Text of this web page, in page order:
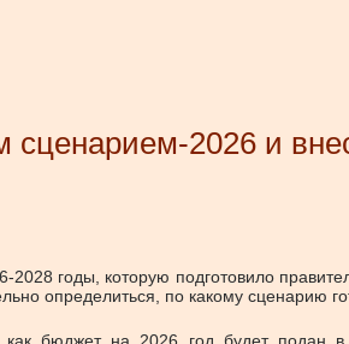
2026 и
годы, которую подготовило
определиться, по какому сценарию